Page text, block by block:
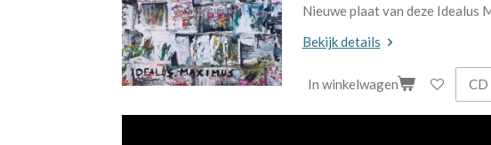
Nieuwe plaat van deze Idealus
Bekijk details
In winkelwagen